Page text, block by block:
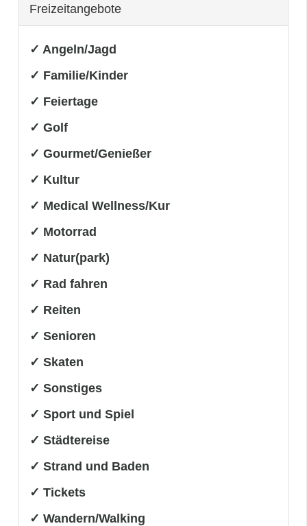
Freizeitangebote
✓ Angeln/Jagd
✓ Familie/Kinder
✓ Feiertage
✓ Golf
✓ Gourmet/Genießer
✓ Kultur
✓ Medical Wellness/Kur
✓ Motorrad
✓ Natur(park)
✓ Rad fahren
✓ Reiten
✓ Senioren
✓ Skaten
✓ Sonstiges
✓ Sport und Spiel
✓ Städtereise
✓ Strand und Baden
✓ Tickets
✓ Wandern/Walking